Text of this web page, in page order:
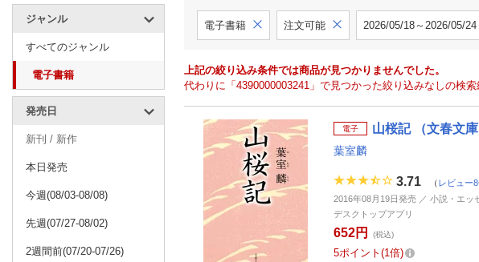
ジャンル
すべてのジャンル
電子書籍
発売日
新刊 / 新作
本日発売
今週(08/03-08/08)
先週(07/27-08/02)
2週間前(07/20-07/26)
電子書籍 注文可能 2026/05/18～2026/05/24
上記の絞り込み条件では商品が見つかりませんでした。
代わりに「4390000003241」で見つかった絞り込みなしの検索
電子 山桜記 （文春文
葉室麟
3.71 （ レビュー
2016年08月19日発売 ／ 小説・エッ
デスクトップアプリ
652円 (税込)
5ポイント 1倍